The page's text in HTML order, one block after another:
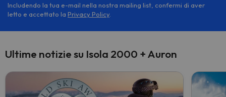
Includendo la tua e-mail nella nostra mailing list, confermi di aver
letto e accettato la Privacy Policy.
Ultime notizie su Isola 2000 + Auron